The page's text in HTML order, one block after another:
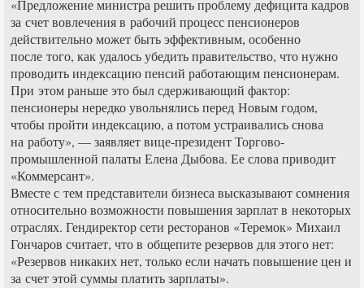
«Предложение министра решить проблему дефицита кадров
за счет вовлечения в рабочий процесс пенсионеров
действительно может быть эффективным, особенно
после того, как удалось убедить правительство, что нужно
проводить индексацию пенсий работающим пенсионерам.
При этом раньше это был сдерживающий фактор:
пенсионеры нередко увольнялись перед Новым годом,
чтобы пройти индексацию, а потом устраивались снова
на работу», — заявляет вице-президент Торгово-
промышленной палаты Елена Дыбова. Ее слова приводит
«Коммерсант».
Вместе с тем представители бизнеса высказывают сомнения
относительно возможности повышения зарплат в некоторых
отраслях. Гендиректор сети ресторанов «Теремок» Михаил
Гончаров считает, что в общепите резервов для этого нет:
«Резервов никаких нет, только если начать повышение цен и
за счет этой суммы платить зарплаты».